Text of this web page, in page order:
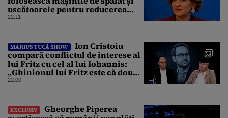
uscătoarele pentru reducerea
consumului de energie
22:11
MARIUS TUCĂ SHOW
Ion Cristoiu
compară conflictul de interese al
lui Fritz cu cel al lui Iohannis:
„Ghinionul lui Fritz este că două
instanțe l-au declarat
22:00
EXCLUSIV
Gheorghe Piperea